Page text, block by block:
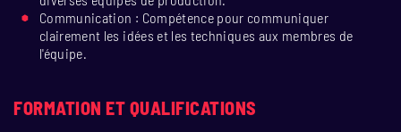
Communication : Compétence pour communiquer
clairement les idées et les techniques aux membres de
l'équipe.
FORMATION ET QUALIFICATIONS